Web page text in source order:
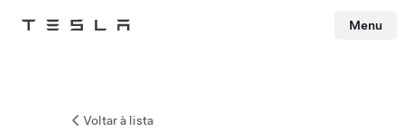
Tesla Menu
Voltar à lista